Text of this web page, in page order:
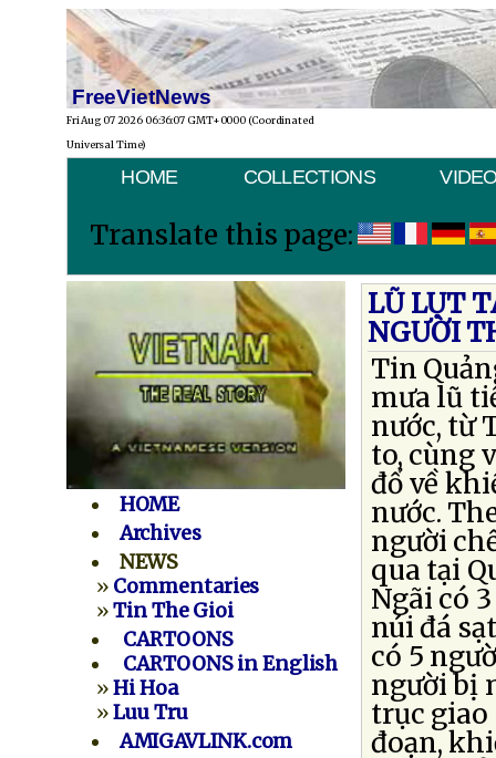
FreeVietNews
Fri Aug 07 2026 06:36:07 GMT+0000 (Coordinated
Universal Time)
HOME COLLECTIONS
Translate this page:
HOME
Archives
NEWS
» Commentaries
»Tin The Gioi
CARTOONS
CARTOONS in English
»Hi Hoa
»Luu Tru
AMIGAVLINK.com
LŨ LỤT
NGƯỜI
Tin
mưa lũ
nước, từ
to, cùng
đổ về
nước.
người
qua tại
Ngãi có
núi đá
có 5
người bị
trục
đoạn,